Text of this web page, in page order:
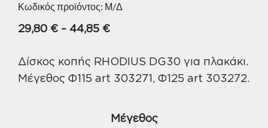
Κωδικός προϊόντος: Μ/Δ
29,80 € – 44,85 €Price
29,80 €
through
Δίσκος κοπής RHODIUS DG30 για πλακάκι.
Μέγεθος Φ115 art 303271, Φ125 art 303272.
Μέγεθος